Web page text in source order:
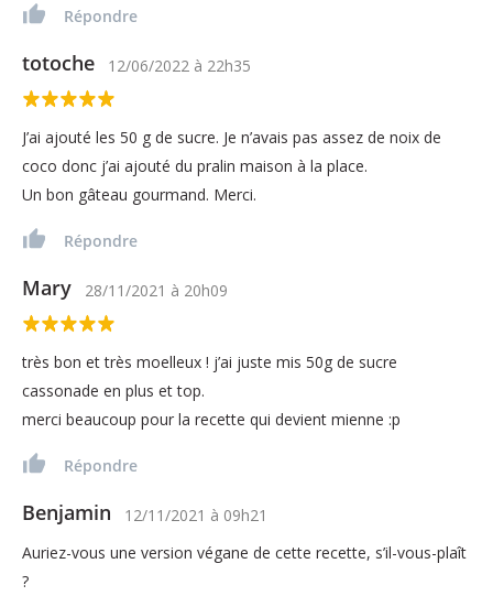
Répondre
totoche 12/06/2022 à 22h35
J’ai ajouté les 50 g de sucre. Je n’avais pas assez de noix de
coco donc j’ai ajouté du pralin maison à la place.
Un bon gâteau gourmand. Merci.
Répondre
Mary 28/11/2021 à 20h09
très bon et très moelleux ! j’ai juste mis 50g de sucre
cassonade en plus et top.
merci beaucoup pour la recette qui devient mienne :p
Répondre
Benjamin 12/11/2021 à 09h21
Auriez-vous une version végane de cette recette, s’il-vous-plaît
?